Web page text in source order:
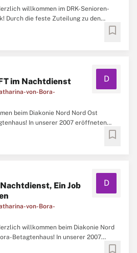
willkommen im DRK-Senioren-
Durch die feste Zuteilung zu den
verlässliche Zusammenarbeit und ein
abgeschlossene Ausbildung als
bookmark
im Nachtdienst
von-Bora-
D
beim Diakonie Nord Nord Ost
In unserer 2007 eröffneten
die Pflege und Betreuung demenziell
Wir nehmen Ihre Bedürfnisse
bookmark
Ein Job
von-Bora-
D
willkommen beim Diakonie Nord
Betagtenhaus! In unserer 2007
wir uns auf die Pflege und Betreuung
bookmark